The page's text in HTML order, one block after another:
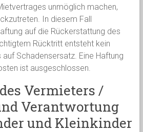
unmöglich machen,
In diesem Fall
auf die Rückerstattung des
Rücktritt entsteht kein
Schadensersatz. Eine Haftung
ist ausgeschlossen.
Vermieters /
Verantwortung
und Kleinkinder